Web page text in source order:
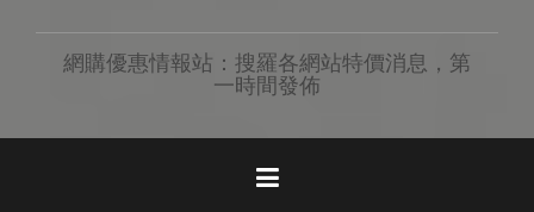
網購優惠情報站：搜羅各網站特價消息，第
一時間發佈